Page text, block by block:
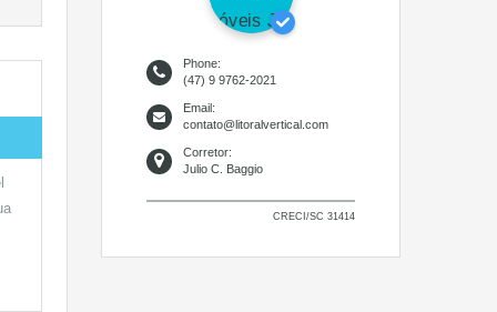
Phone:
(47) 9 9762-2021
Email:
contato@litoralvertical.com
Corretor:
Julio C. Baggio
CRECI/SC 31414